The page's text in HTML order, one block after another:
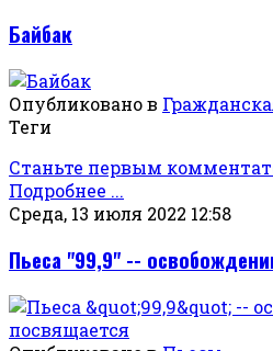
Байбак
Опубликовано в
Теги
Станьте первым
Подробнее ...
Среда, 13 июля 2022 12:58
Пьеса "99,9" --